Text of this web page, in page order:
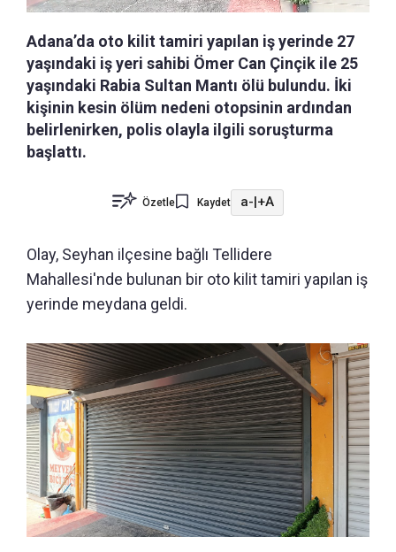
Adana’da oto kilit tamiri yapılan iş yerinde 27
yaşındaki iş yeri sahibi Ömer Can Çinçik ile 25
yaşındaki Rabia Sultan Mantı ölü bulundu. İki
kişinin kesin ölüm nedeni otopsinin ardından
belirlenirken, polis olayla ilgili soruşturma
başlattı.
Özetle Kaydet a- +A
Olay, Seyhan ilçesine bağlı Tellidere
Mahallesi'nde bulunan bir oto kilit tamiri yapılan iş
yerinde meydana geldi.